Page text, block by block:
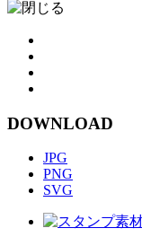
DOWNLOAD
JPG
PNG
SVG